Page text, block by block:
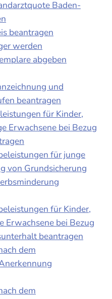
Baden-
beantragen
werden
abgeben
und
beantragen
für Kinder,
Erwachsene bei Bezug
für junge
von Grundsicherung
für Kinder,
Erwachsene bei Bezug
beantragen
dem
dem